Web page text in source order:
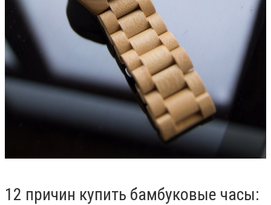
12 причин купить бамбуковые часы: